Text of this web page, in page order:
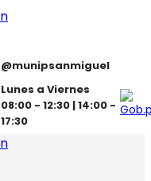
@munipsanmiguel
Lunes a Viernes
08:00 - 12:30 | 14:00 -
17:30